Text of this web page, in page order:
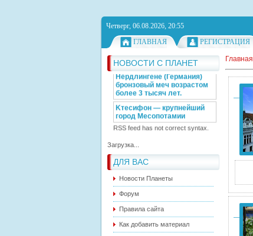
Четверг, 06.08.2026, 20:55
ГЛАВНАЯ
РЕГИСТРАЦИЯ
НОВОСТИ С ПЛАНЕТ
Секрет "Машины Времени"
Метеорит из Сахары
оказался фрагментом коры
протопланеты
Археологи обнаружили в
Нёрдлингене (Германия)
бронзовый меч возрастом
более 3 тысяч лет.
Kтecифoн — кpyпнейший
гopoд Месопотамии
Загрузка...
ДЛЯ ВАС
Новости Планеты
Форум
Правила сайта
Как добавить материал
Главная